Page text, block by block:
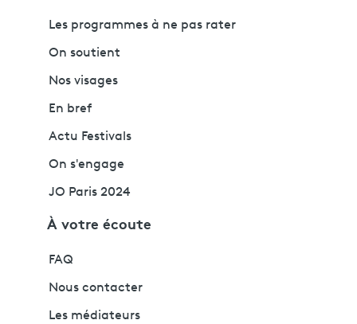
Les programmes à ne pas rater
On soutient
Nos visages
En bref
Actu Festivals
On s'engage
JO Paris 2024
À votre écoute
FAQ
Nous contacter
Les médiateurs